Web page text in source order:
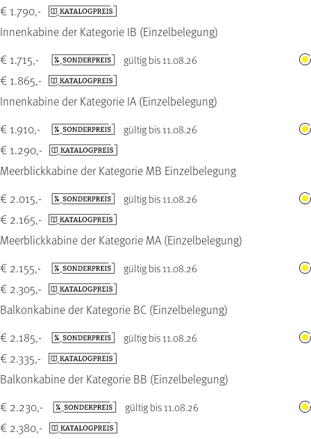
Innenkabine der Kategorie IB (Einzelbelegung)
€ 1.790,-
Innenkabine der Kategorie IA (Einzelbelegung)
€ 1.715,- gültig bis 11.08.26
€ 1.865,-
Meerblickkabine der Kategorie MB Einzelbelegung
€ 1.910,- gültig bis 11.08.26
€ 1.290,-
Meerblickkabine der Kategorie MA (Einzelbelegung)
€ 2.015,- gültig bis 11.08.26
€ 2.165,-
Balkonkabine der Kategorie BC (Einzelbelegung)
€ 2.155,- gültig bis 11.08.26
€ 2.305,-
Balkonkabine der Kategorie BB (Einzelbelegung)
€ 2.185,- gültig bis 11.08.26
€ 2.335,-
€ 2.230,- gültig bis 11.08.26
€ 2.380,-